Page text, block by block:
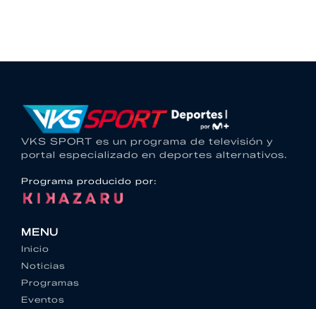
VKS SPORT es un programa de televisión y
portal especializado en deportes alternativos.
Programa producido por:
MENU
Inicio
Noticias
Programas
Eventos